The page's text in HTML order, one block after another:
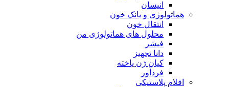
انیسان
هماتولوژی و بانک خون
انتقال خون
محلول های هماتولوژی من
فیشر
دانا تجهیز
کیان ژن یاخته
فردآور
اقلام پلاستیکی